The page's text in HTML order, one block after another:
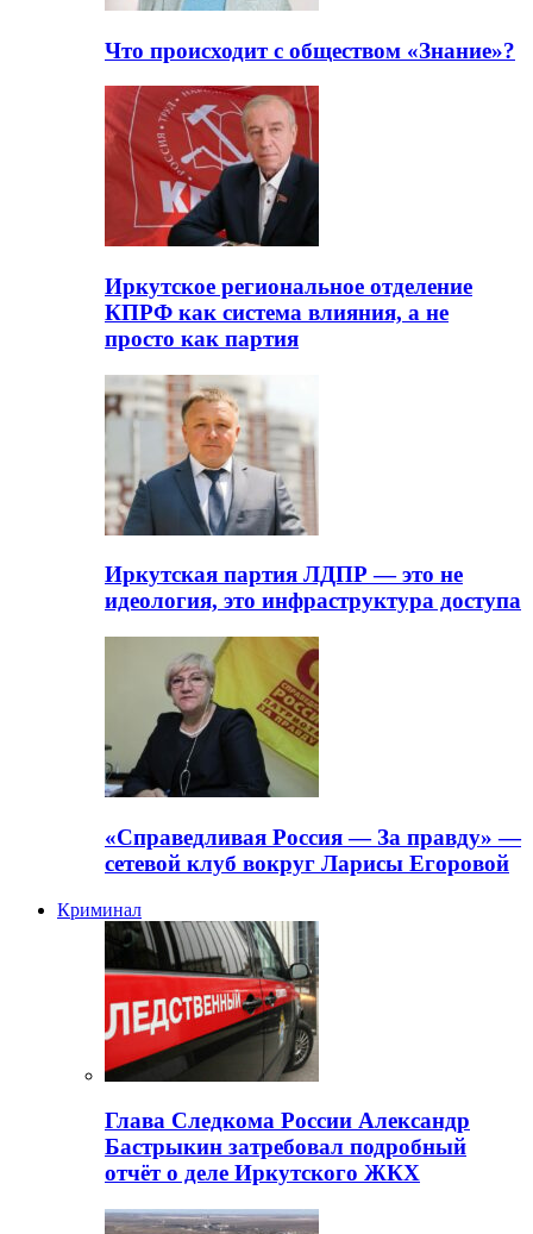
Что происходит с обществом «Знание»?
Иркутское региональное отделение
КПРФ как система влияния, а не
просто как партия
Иркутская партия ЛДПР — это не
идеология, это инфраструктура доступа
«Справедливая Россия — За правду» —
сетевой клуб вокруг Ларисы Егоровой
Криминал
Глава Следкома России Александр
Бастрыкин затребовал подробный
отчёт о деле Иркутского ЖКХ